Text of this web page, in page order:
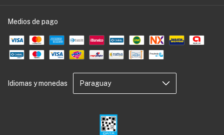
Medios de pago
Idiomas y monedas